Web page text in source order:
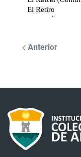
Anterior